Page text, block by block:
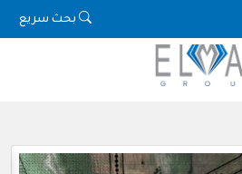
بحث سريع